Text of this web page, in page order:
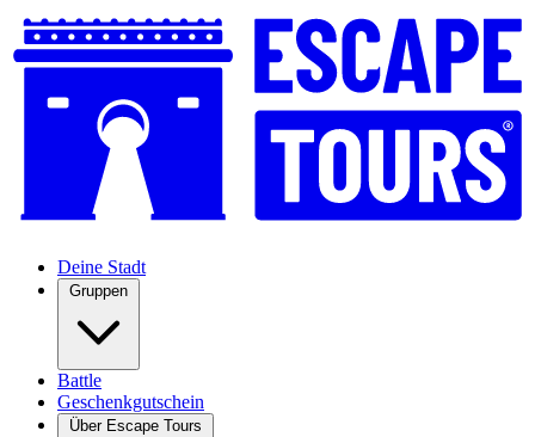
Deine Stadt
Gruppen
Battle
Geschenkgutschein
Über Escape Tours